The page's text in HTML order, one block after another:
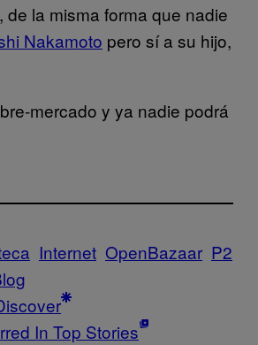
de la misma forma que nadie
Nakamoto pero sí a su hijo,
mercado y ya nadie podrá
Internet OpenBazaar P2
In Top Stories